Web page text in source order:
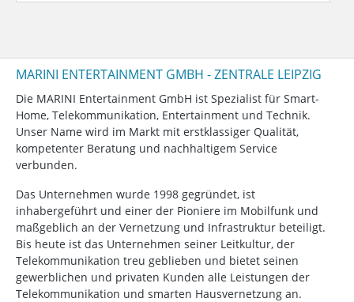
MARINI ENTERTAINMENT GMBH - ZENTRALE LEIPZIG
Die MARINI Entertainment GmbH ist Spezialist für Smart-
Home, Telekommunikation, Entertainment und Technik.
Unser Name wird im Markt mit erstklassiger Qualität,
kompetenter Beratung und nachhaltigem Service
verbunden.
Das Unternehmen wurde 1998 gegründet, ist
inhabergeführt und einer der Pioniere im Mobilfunk und
maßgeblich an der Vernetzung und Infrastruktur beteiligt.
Bis heute ist das Unternehmen seiner Leitkultur, der
Telekommunikation treu geblieben und bietet seinen
gewerblichen und privaten Kunden alle Leistungen der
Telekommunikation und smarten Hausvernetzung an.